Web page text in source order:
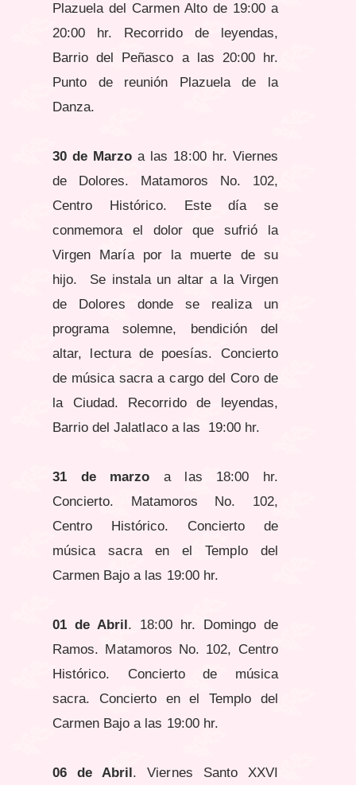
Plazuela del Carmen Alto de 19:00 a
20:00 hr. Recorrido de leyendas,
Barrio del Peñasco a las 20:00 hr.
Punto de reunión Plazuela de la
Danza.
30 de Marzo a las 18:00 hr. Viernes
de Dolores. Matamoros No. 102,
Centro Histórico. Este día se
conmemora el dolor que sufrió la
Virgen María por la muerte de su
hijo. Se instala un altar a la Virgen
de Dolores donde se realiza un
programa solemne, bendición del
altar, lectura de poesías. Concierto
de música sacra a cargo del Coro de
la Ciudad. Recorrido de leyendas,
Barrio del Jalatlaco a las 19:00 hr.
31 de marzo a las 18:00 hr.
Concierto. Matamoros No. 102,
Centro Histórico. Concierto de
música sacra en el Templo del
Carmen Bajo a las 19:00 hr.
01 de Abril . 18:00 hr. Domingo de
Ramos. Matamoros No. 102, Centro
Histórico. Concierto de música
sacra. Concierto en el Templo del
Carmen Bajo a las 19:00 hr.
06 de Abril . Viernes Santo XXVI